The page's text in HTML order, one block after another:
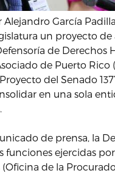
García
un proyecto
de Derechos
de Puerto Rico
del Senado
en una sola
de prensa, la
funciones ejercidas
de la